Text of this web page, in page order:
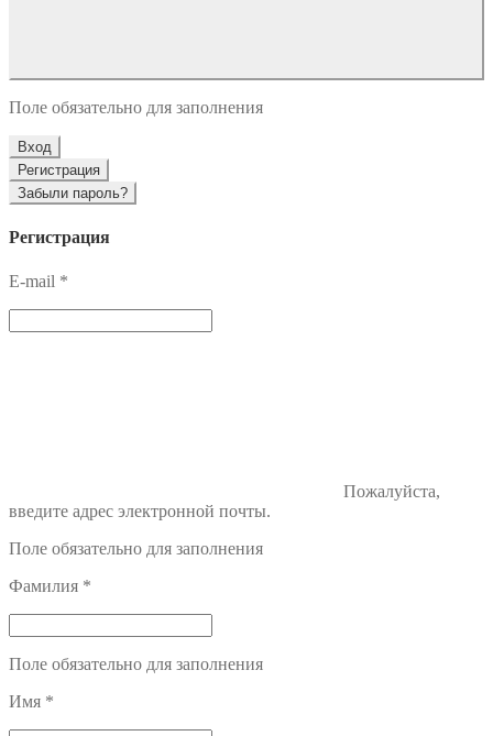
Поле обязательно для заполнения
Вход
Регистрация
Забыли пароль?
Регистрация
E-mail *
Пожалуйста,
введите адрес электронной почты.
Поле обязательно для заполнения
Фамилия *
Поле обязательно для заполнения
Имя *